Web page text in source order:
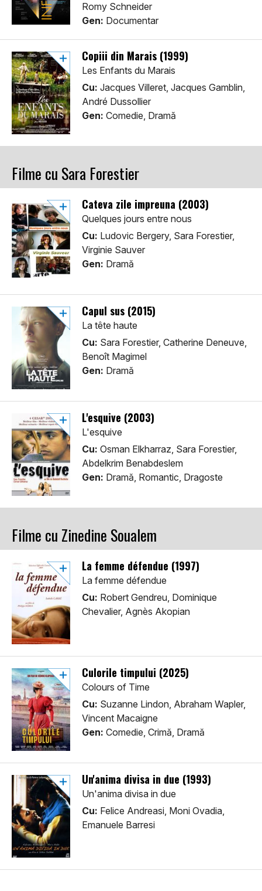
Romy Schneider
Gen: Documentar
Copiii din Marais (1999)
Les Enfants du Marais
Cu: Jacques Villeret, Jacques Gamblin,
André Dussollier
Gen: Comedie, Dramă
Filme cu Sara Forestier
Cateva zile impreuna (2003)
Quelques jours entre nous
Cu: Ludovic Bergery, Sara Forestier,
Virginie Sauver
Gen: Dramă
Capul sus (2015)
La tête haute
Cu: Sara Forestier, Catherine Deneuve,
Benoît Magimel
Gen: Dramă
L'esquive (2003)
L'esquive
Cu: Osman Elkharraz, Sara Forestier,
Abdelkrim Benabdeslem
Gen: Dramă, Romantic, Dragoste
Filme cu Zinedine Soualem
La femme défendue (1997)
La femme défendue
Cu: Robert Gendreu, Dominique
Chevalier, Agnès Akopian
Culorile timpului (2025)
Colours of Time
Cu: Suzanne Lindon, Abraham Wapler,
Vincent Macaigne
Gen: Comedie, Crimă, Dramă
Un'anima divisa in due (1993)
Un'anima divisa in due
Cu: Felice Andreasi, Moni Ovadia,
Emanuele Barresi